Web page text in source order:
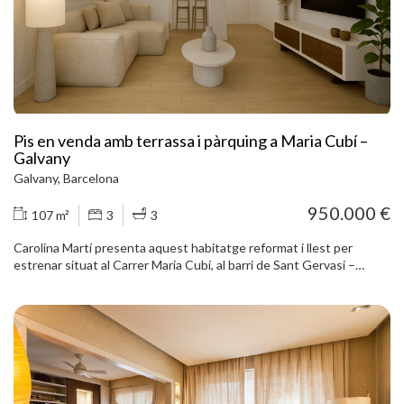
ubicació és excel·lent: al carrer Aribau, al costat de Laforja, a tocar
del cor de Galvany, envoltada de comerços, restaurants, gimnasos,
serveis i de l’emblemàtic Mercat de Galvany. A més, es troba a
només 5 minuts a peu de l’Avinguda Diagonal i de Via Augusta. Molt
ben comunicada mitjançant transport públic, amb Ferrocarrils de la
Generalitat i diverses línies d’autobús als voltants. Un habitatge
lluminós, funcional i amb terrassa en una de les zones residencials
Pis en venda amb terrassa i pàrquing a Maria Cubí –
Galvany
Galvany, Barcelona
107 m² 3 3 950.000 €
Carolina Martí presenta aquest habitatge reformat i llest per
estrenar situat al Carrer Maria Cubí, al barri de Sant Gervasi –
amb 110 m² construïts (107 m² útils) i es troba en una tercera
planta exterior amb ascensor dins d’una finca de 1971, ben
conservada i situada en un entorn tranquil. L’habitatge ha estat
reformat recentment i s’ha dissenyat per oferir amplitud,
lluminositat i una distribució funcional per al dia a dia. El saló-